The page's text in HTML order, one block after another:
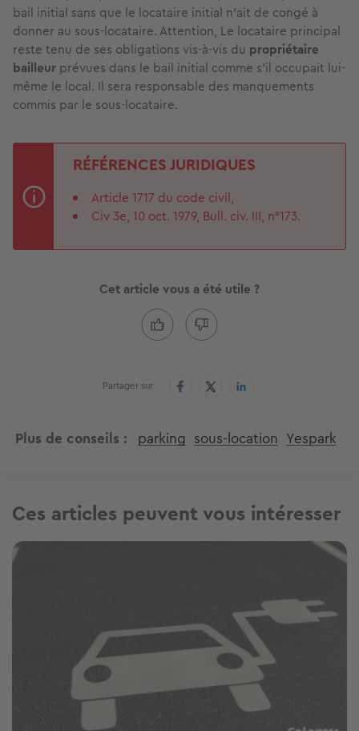
bail initial sans que le locataire initial n’ait de congé à
donner au sous-locataire. Attention, Le locataire principal
reste tenu de ses obligations vis-à-vis du propriétaire
bailleur prévues dans le bail initial comme s’il occupait lui-
même le local. Il sera responsable des manquements
commis par le sous-locataire.
RÉFÉRENCES JURIDIQUES
Article 1717 du code civil,
Civ 3e, 10 oct. 1979, Bull. civ. III, n°173.
Cet article vous a été utile ?
Partager sur
Plus de conseils parking sous-location Yespark
Ces articles peuvent vous intéresser
Image